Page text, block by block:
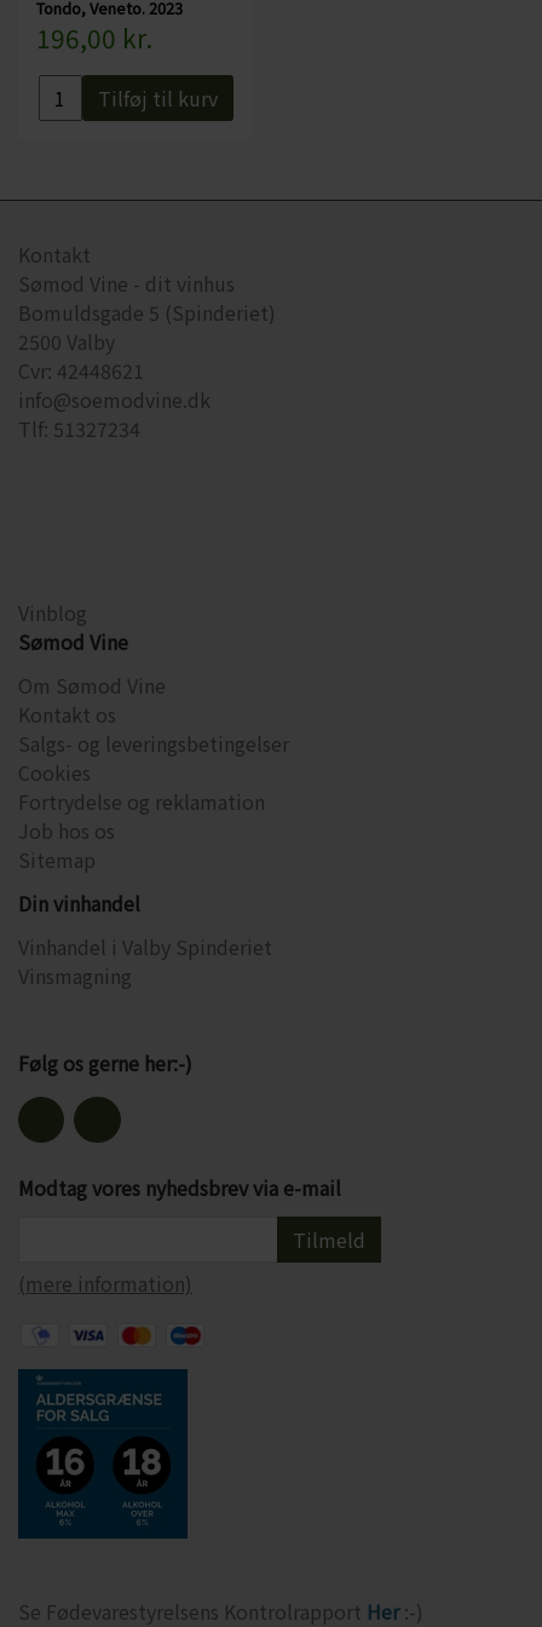
Tondo, Veneto. 2023
196,00 kr.
Tilføj til kurv
Kontakt
Sømod Vine - dit vinhus
Bomuldsgade 5 (Spinderiet)
2500 Valby
Cvr: 42448621
info@soemodvine.dk
Tlf: 51327234
Vinblog
Sømod Vine
Om Sømod Vine
Kontakt os
Salgs- og leveringsbetingelser
Cookies
Fortrydelse og reklamation
Job hos os
Sitemap
Din vinhandel
Vinhandel i Valby Spinderiet
Vinsmagning
Følg os gerne her:-)
Modtag vores nyhedsbrev via e-mail
Tilmeld
(mere information)
Se Fødevarestyrelsens Kontrolrapport Her:-)